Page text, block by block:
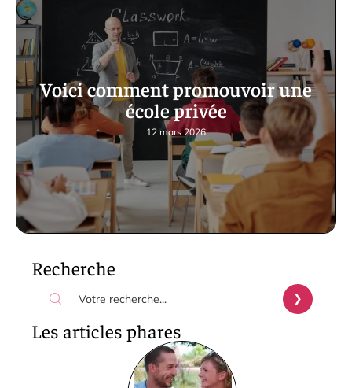
Voici comment promouvoir une
école privée
12 mars 2026
Recherche
Les articles phares